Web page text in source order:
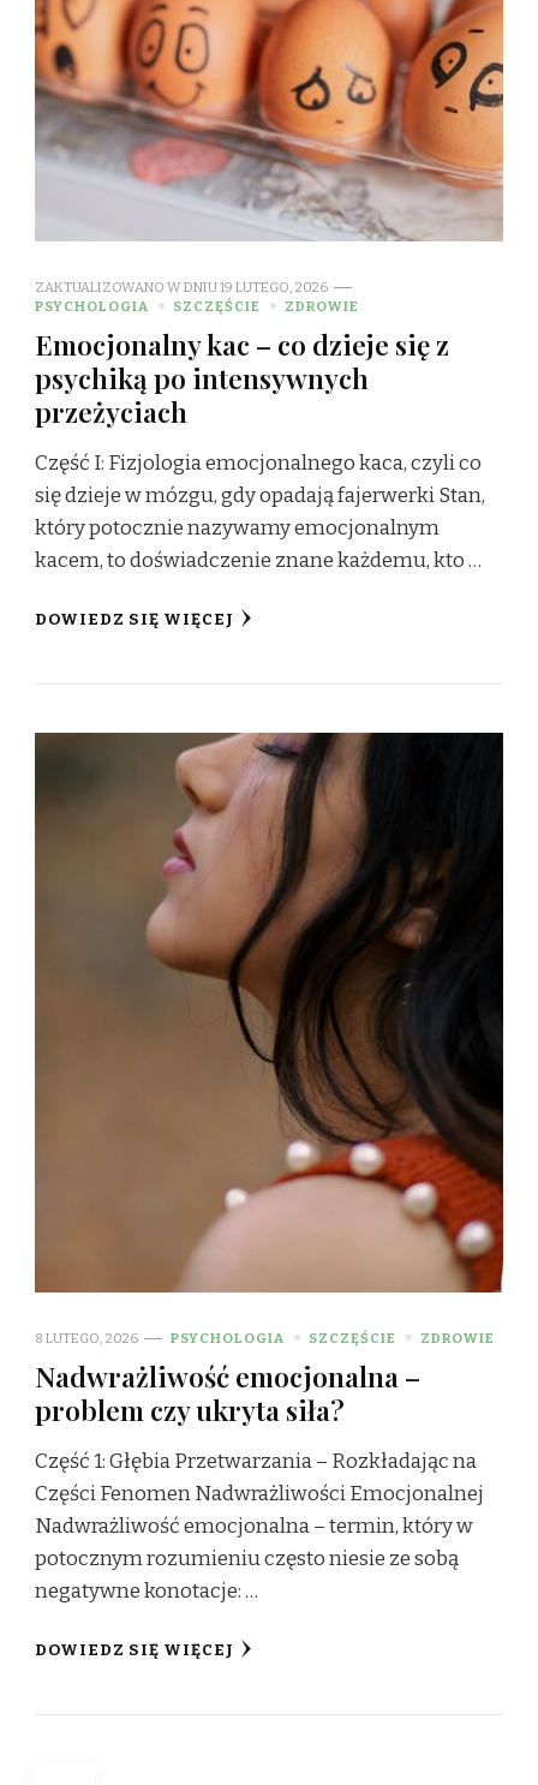
ZAKTUALIZOWANO W DNIU19 LUTEGO, 2026
PSYCHOLOGIA
SZCZĘŚCIE ZDROWIE
Emocjonalny kac – co dzieje się z
psychiką po intensywnych
przeżyciach
Część I: Fizjologia emocjonalnego kaca, czyli co
się dzieje w mózgu, gdy opadają fajerwerki Stan,
który potocznie nazywamy emocjonalnym
kacem, to doświadczenie znane każdemu, kto …
DOWIEDZ SIĘ WIĘCEJ
8 LUTEGO, 2026 PSYCHOLOGIA SZCZĘŚCIE ZDROWIE
Nadwrażliwość emocjonalna –
problem czy ukryta siła?
Część 1: Głębia Przetwarzania – Rozkładając na
Części Fenomen Nadwrażliwości Emocjonalnej
Nadwrażliwość emocjonalna – termin, który w
potocznym rozumieniu często niesie ze sobą
negatywne konotacje: …
DOWIEDZ SIĘ WIĘCEJ